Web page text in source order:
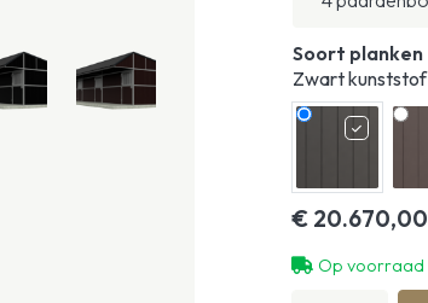
Soort planken
Zwart kunststof
€ 20.670,00
Op voorraad